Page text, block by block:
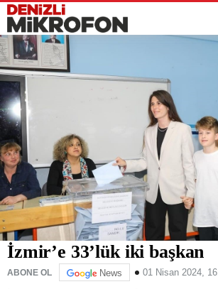
İzmir’e 33’lük iki başkan
ABONE OL News 01 Nisan 2024,